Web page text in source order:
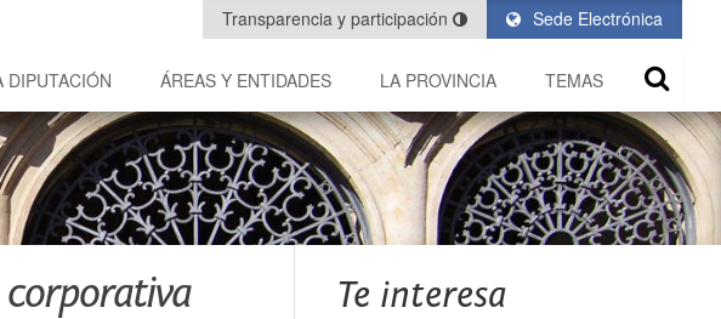
Sede Electrónica
Transparencia y participación
DIPUTACIÓN ÁREAS Y ENTIDADES LA PROVINCIA TEMAS
corporativa Te interesa